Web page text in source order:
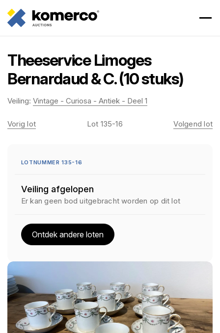
Theeservice Limoges
Bernardaud & C. (10 stuks)
Veiling: Vintage - Curiosa - Antiek - Deel 1
Vorig lot Lot 135-16 Volgend lot
LOTNUMMER 135-16
Veiling afgelopen
Er kan geen bod uitgebracht worden op dit lot
Ontdek andere loten